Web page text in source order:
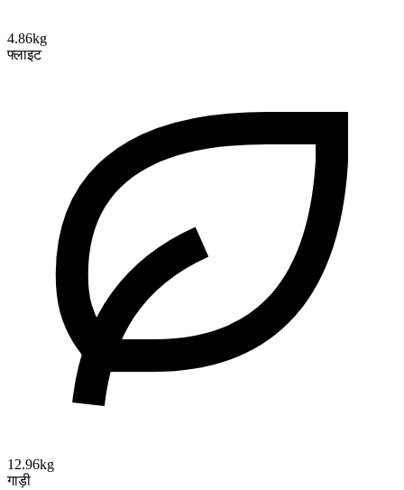
4.86kg
फ्लाइट
12.96kg
गाड़ी